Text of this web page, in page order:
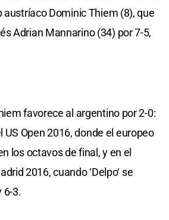
Dominic Thiem (8), que
Adrian Mannarino (34) por 7-5,
favorece al argentino por 2-0:
US Open 2016, donde el europeo
los octavos de final, y en el
2016, cuando ‘Delpo‘ se
6-3.